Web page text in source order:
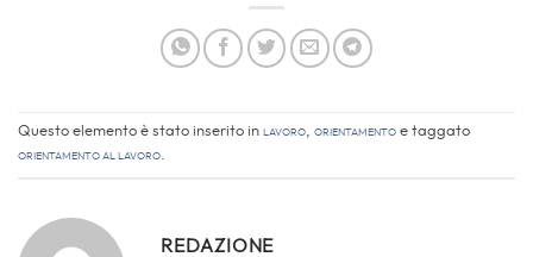
Questo elemento è stato inserito in Lavoro, Orientamento e taggato
Orientamento al Lavoro.
REDAZIONE